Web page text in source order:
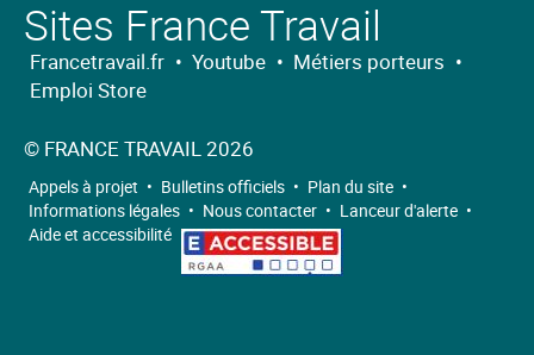
sur
X
sur
Linkedin
sur
Facebook
sur
YoutubeInstagram
nos
Sites France Travail
Francetravail.fr • Youtube • Métiers porteurs •
Emploi Store
© FRANCE TRAVAIL 2026
Appels à projet • Bulletins officiels • Plan du site •
Informations légales • Nous contacter • Lanceur d'alerte •
Aide et accessibilité